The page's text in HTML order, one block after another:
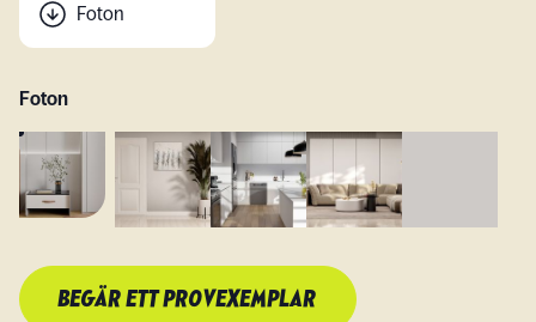
Foton
Foton
BEGÄR ETT PROVEXEMPLAR